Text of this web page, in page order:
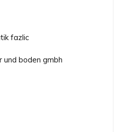
fazlic
und boden gmbh